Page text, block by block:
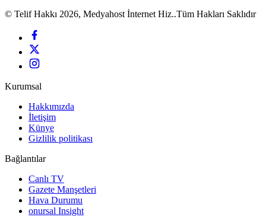
© Telif Hakkı 2026, Medyahost İnternet Hiz..Tüm Hakları Saklıdır
Kurumsal
Hakkımızda
İletişim
Künye
Gizlilik politikası
Bağlantılar
Canlı TV
Gazete Manşetleri
Hava Durumu
onursal Insight